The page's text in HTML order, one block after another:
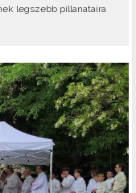
legszebb pillanataira